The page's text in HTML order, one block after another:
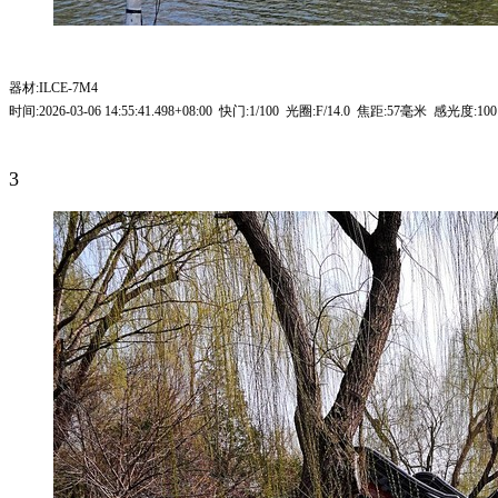
器材:ILCE-7M4
时间:2026-03-06 14:55:41.498+08:00 快门:1/100 光圈:F/14.0 焦距:57毫米 感光度
3